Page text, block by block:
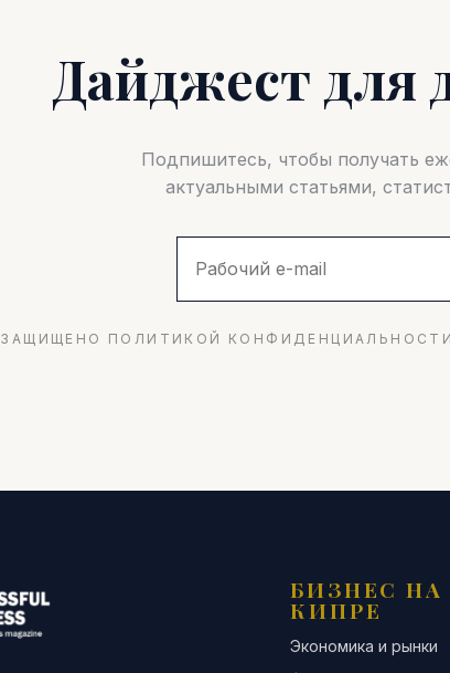
Дайджест для
Подпишитесь, чтобы получать
актуальными статьями,
ЗАЩИЩЕНО ПОЛИТИКОЙ
БИЗНЕС НА
КИПРЕ
Экономика и рынки